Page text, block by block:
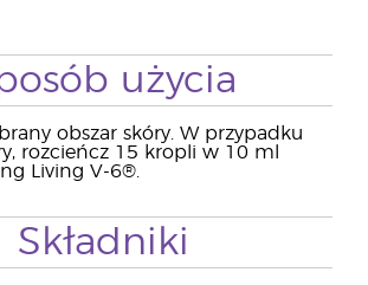
użycia
obszar skóry. W przypadku
rozcieńcz 15 kropli w 10 ml
Living V-6®.
Składniki